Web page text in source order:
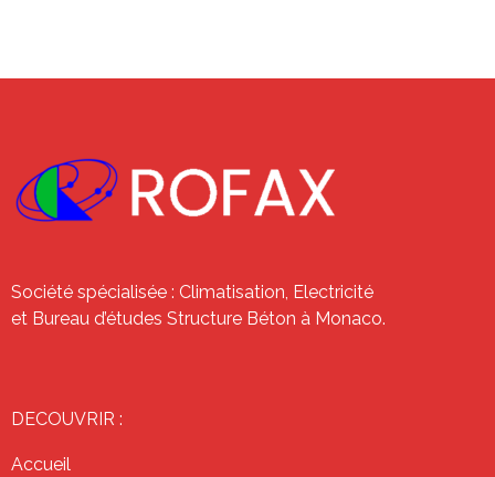
Société spécialisée : Climatisation, Electricité
et Bureau d’études Structure Béton à Monaco.
DECOUVRIR :
Accueil